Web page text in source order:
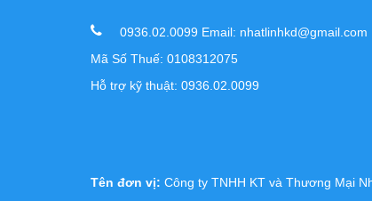
0936.02.0099 Email: nhatlinhkd@gmail.com
Mã Số Thuế: 0108312075
Hỗ trợ kỹ thuật: 0936.02.0099
Tên đơn vị: Công ty TNHH KT và Thương Mại